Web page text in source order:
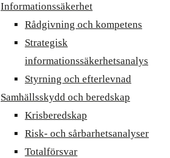
Informationssäkerhet
Rådgivning och kompetens
Strategisk
informationssäkerhetsanalys
Styrning och efterlevnad
Samhällsskydd och beredskap
Krisberedskap
Risk- och sårbarhetsanalyser
Totalförsvar